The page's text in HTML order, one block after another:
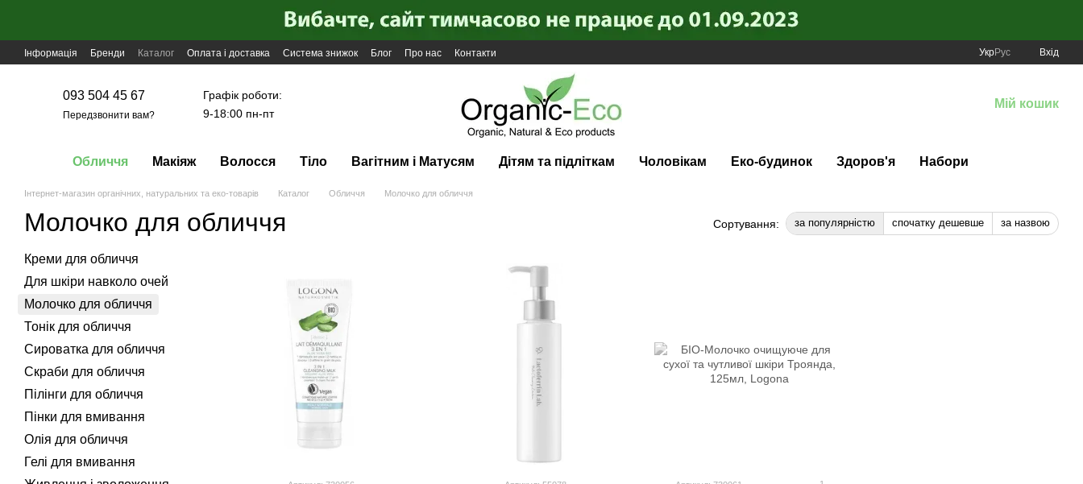
Інформація Бренди Каталог Оплата і доставка Система знижок Блог Про нас Контакти УкрРус Вхід
093 504 45 67
Передзвонити вам?
Графік роботи:
9-18:00 пн-пт
Мій кошик
Обличчя Макіяж Волосся Тіло Вагітним і Матусям Дітям та підліткам Чоловікам Еко-будинок Здоров'я Набори
Інтернет-магазин органічних, натуральних та еко-товарів Каталог Обличчя Молочко для обличчя
Молочко для обличчя Сортування: за популярністю спочатку дешевше за назвою
Креми для обличчя
Для шкіри навколо очей
Молочко для обличчя
Тонік для обличчя
Сироватка для обличчя
Скраби для обличчя
Пілінги для обличчя
Пінки для вмивання
Олія для обличчя
Гелі для вмивання